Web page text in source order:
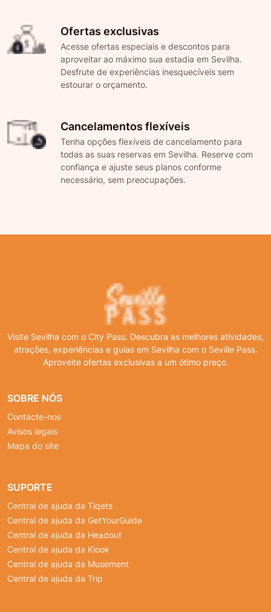
Ofertas exclusivas
Acesse ofertas especiais e descontos para
aproveitar ao máximo sua estadia em Sevilha.
Desfrute de experiências inesquecíveis sem
estourar o orçamento.
Cancelamentos flexíveis
Tenha opções flexíveis de cancelamento para
todas as suas reservas em Sevilha. Reserve com
confiança e ajuste seus planos conforme
necessário, sem preocupações.
Visite Sevilha com o City Pass. Descubra as melhores atividades,
atrações, experiências e guias em Sevilha com o Seville Pass.
Aproveite ofertas exclusivas a um ótimo preço.
SOBRE NÓS
Contacte-nos
Avisos legais
Mapa do site
SUPORTE
Central de ajuda da Tiqets
Central de ajuda da GetYourGuide
Central de ajuda da Headout
Central de ajuda da Klook
Central de ajuda da Musement
Central de ajuda da Trip